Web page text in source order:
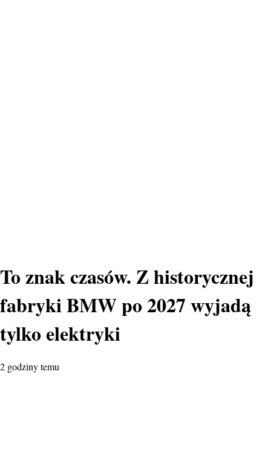
To znak czasów. Z historycznej
fabryki BMW po 2027 wyjadą
tylko elektryki
2 godziny temu